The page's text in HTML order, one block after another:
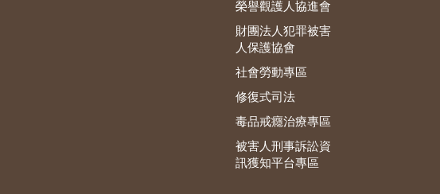
榮譽觀護人協進會
財團法人犯罪被害
人保護協會
社會勞動專區
修復式司法
毒品戒癮治療專區
被害人刑事訴訟資
訊獲知平台專區